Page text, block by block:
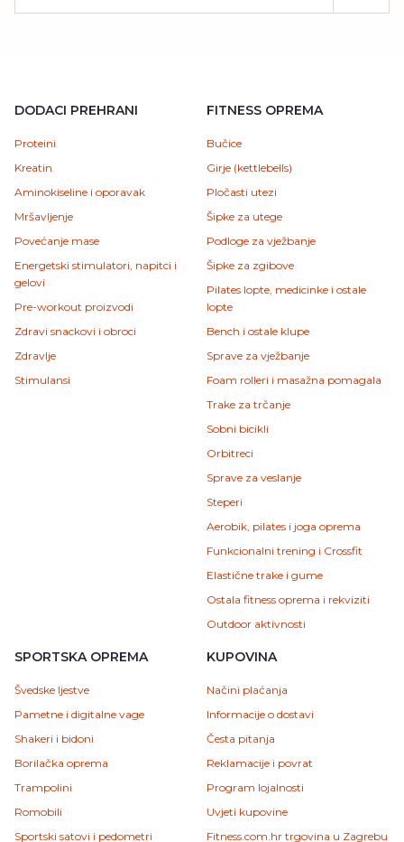
DODACI PREHRANI
Proteini
Kreatin
Aminokiseline i oporavak
Mršavljenje
Povećanje mase
Energetski stimulatori, napitci i
gelovi
Pre-workout proizvodi
Zdravi snackovi i obroci
Zdravlje
Stimulansi
FITNESS OPREMA
Bučice
Girje (kettlebells)
Pločasti utezi
Šipke za utege
Podloge za vježbanje
Šipke za zgibove
Pilates lopte, medicinke i ostale
lopte
Bench i ostale klupe
Sprave za vježbanje
Foam rolleri i masažna pomagala
Trake za trčanje
Sobni bicikli
Orbitreci
Sprave za veslanje
Steperi
Aerobik, pilates i joga oprema
Funkcionalni trening i Crossfit
Elastične trake i gume
Ostala fitness oprema i rekviziti
Outdoor aktivnosti
SPORTSKA OPREMA
Švedske ljestve
Pametne i digitalne vage
Shakeri i bidoni
Borilačka oprema
Trampolini
Romobili
Sportski satovi i pedometri
KUPOVINA
Načini plaćanja
Informacije o dostavi
Česta pitanja
Reklamacije i povrat
Program lojalnosti
Uvjeti kupovine
Fitness.com.hr trgovina u Zagrebu